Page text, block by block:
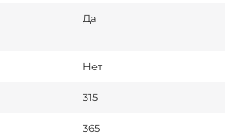
Да
Нет
315
365